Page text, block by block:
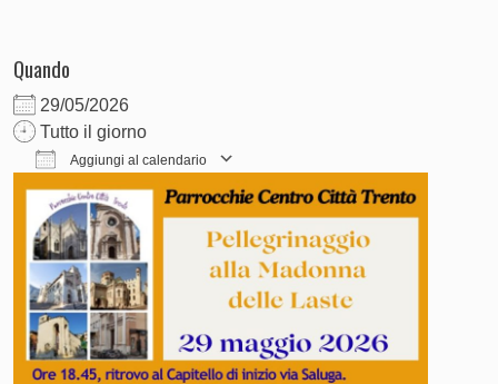
Quando
29/05/2026
Tutto il giorno
Aggiungi al calendario
Download ICS Google Calendar